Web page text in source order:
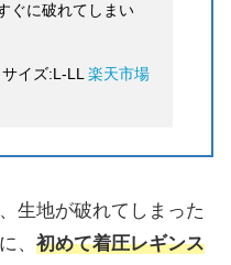
ぐに破れてしまい
サイズ:L-LL楽天市場
生地が破れてしまった
、 初めて着圧レギンス